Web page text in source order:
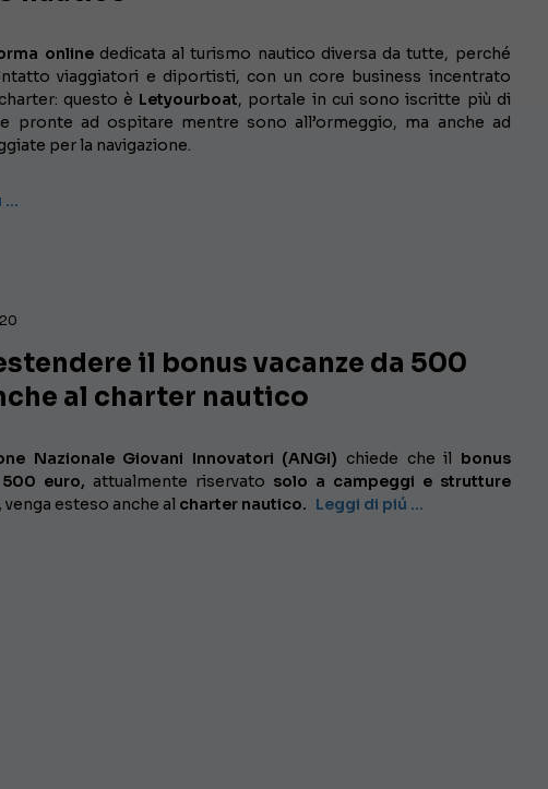
onlinededicata al turismo nautico diversa da tutte, perché
viaggiatori e diportisti, con un core business incentrato
questo è Letyourboat, portale in cui sono iscritte più di
pronte ad ospitare mentre sono all’ormeggio, ma anche ad
per la navigazione.
…
il bonus vacanze da 500
al charter nautico
Nazionale Giovani Innovatori (ANGI) chiede che il
bonus
500 euro,attualmente riservato solo a campeggi e strutture
venga esteso anche al charter nautico. Leggi di piú …